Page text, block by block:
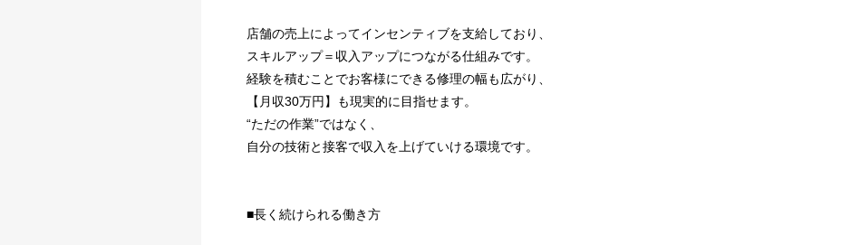
店舗の売上によってインセンティブを支給しており、
スキルアップ＝収入アップにつながる仕組みです。
経験を積むことでお客様にできる修理の幅も広がり、
【月収30万円】も現実的に目指せます。
“ただの作業”ではなく、
自分の技術と接客で収入を上げていける環境です。
■長く続けられる働き方